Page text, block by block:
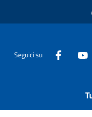
Seguici su